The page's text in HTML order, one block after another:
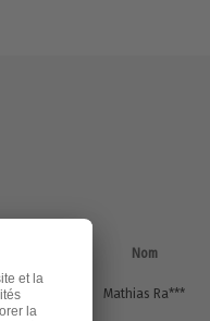
Nom
Mathias Ra***